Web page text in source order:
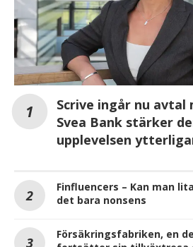
Scrive ingår nu avtal
Svea Bank stärker
upplevelsen
Finfluencers – Kan man
det bara nonsens
Försäkringsfabriken, en